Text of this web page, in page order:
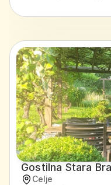
Gostilna Stara
Celje